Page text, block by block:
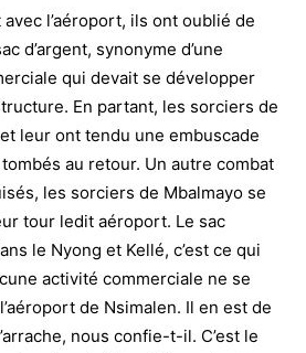
l’aéroport, ils ont oublié de
d’argent, synonyme d’une
qui devait se développer
En partant, les sorciers de
leur ont tendu une embuscade
au retour. Un autre combat
les sorciers de Mbalmayo se
tour ledit aéroport. Le sac
le Nyong et Kellé, c’est ce qui
activité commerciale ne se
de Nsimalen. Il en est de
nous confie-t-il. C’est le